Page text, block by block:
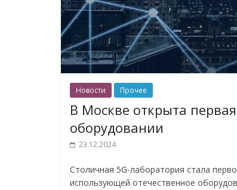
Новости Прочее
В Москве открыта
оборудовании
23.12.2024
Столичная 5G-лаборатория стала
использующей отечественное